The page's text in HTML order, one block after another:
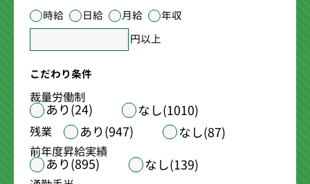
時給
日給 月給
年収
円以上
こだわり条件
裁量労働制
あり(24) なし(1010)
残業 あり(947) なし(87)
前年度昇給実績
あり(895) なし(139)